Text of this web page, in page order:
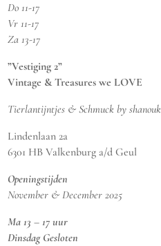
Do 11-17
Vr 11-17
Za 13-17
”Vestiging 2”
Vintage & Treasures we LOVE
Tierlantijntjes & Schmuck by shanouk
Lindenlaan 2a
6301 HB Valkenburg a/d Geul
Openingstijden
November & December 2025
Ma 13 – 17 uur
Dinsdag Gesloten